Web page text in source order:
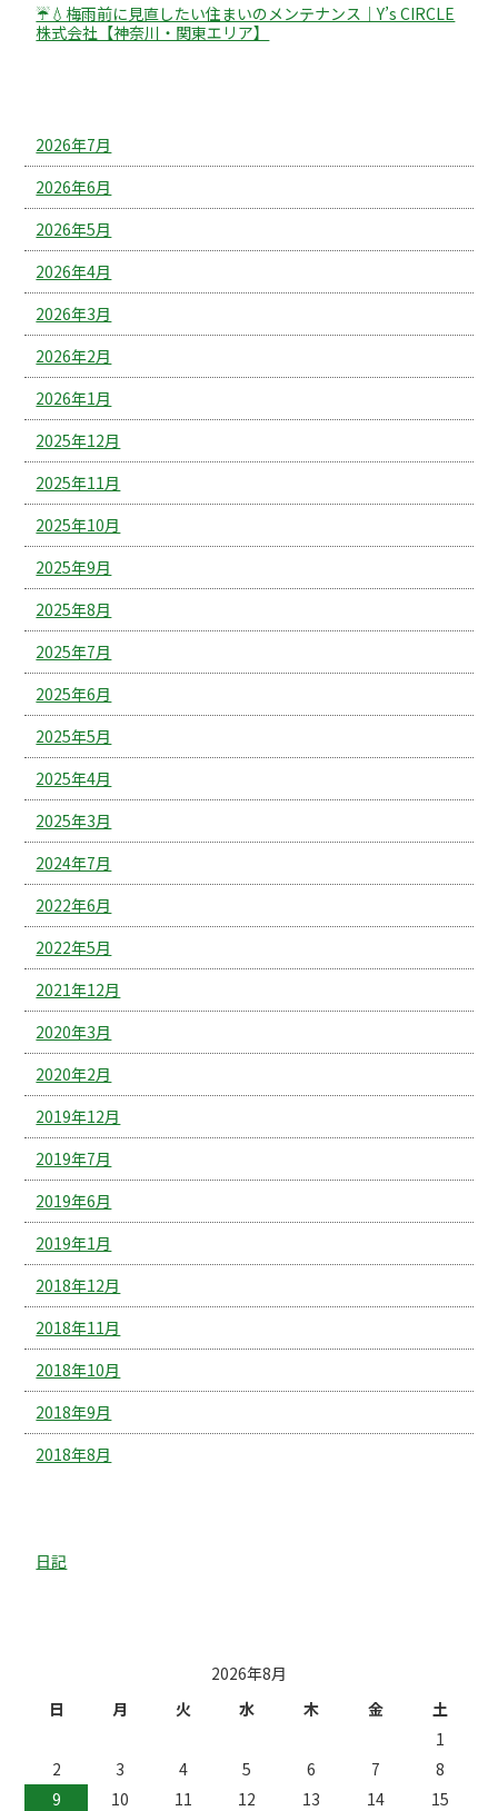
☔💧梅雨前に見直したい住まいのメンテナンス｜Y’s CIRCLE
株式会社【神奈川・関東エリア】
2026年7月
2026年6月
2026年5月
2026年4月
2026年3月
2026年2月
2026年1月
2025年12月
2025年11月
2025年10月
2025年9月
2025年8月
2025年7月
2025年6月
2025年5月
2025年4月
2025年3月
2024年7月
2022年6月
2022年5月
2021年12月
2020年3月
2020年2月
2019年12月
2019年7月
2019年6月
2019年1月
2018年12月
2018年11月
2018年10月
2018年9月
2018年8月
日記
2026年8月
日
月 火 水 木 金
土
1
2
3 4 5 6 7
8
9
10 11 12 13 14 15